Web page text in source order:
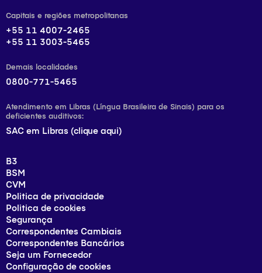
Capitais e regiões metropolitanas
+55 11 4007-2465
+55 11 3003-5465
Demais localidades
0800-771-5465
Atendimento em Libras (Língua Brasileira de Sinais) para os
deficientes auditivos:
SAC em Libras (clique aqui)
B3
BSM
CVM
Politica de privacidade
Politica de cookies
Segurança
Correspondentes Cambiais
Correspondentes Bancários
Seja um Fornecedor
Configuração de cookies